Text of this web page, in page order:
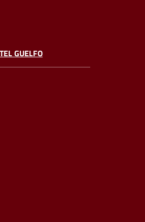
GUELFO